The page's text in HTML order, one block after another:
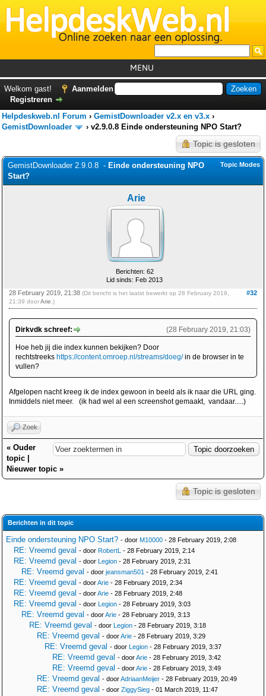
MENU
Foutcodes
GemistDownloader*
Forum
Welkom gast!
Aanmelden
Registreren
Helpdeskweb.nl Forum › GemistDownloader v2.x en v3.x ›
GemistDownloader
› v2.9.0.8 Einde ondersteuning NPO Start?
Topic is gesloten
Topic Modes
GemistDownloader 2.9.0.8 - Einde ondersteuning NPO
Start?
Arie
Berichten: 62
Lid sinds: Feb 2013
#32
28 February 2019, 21:38 (Dit bericht is het laatst bewerkt op 28 February 2019,
21:39 doorArie .)
(28 February 2019, 21:03)
Dirkvdk schreef:
Hoe heb jij die index kunnen bekijken? Door
rechtstreeks https://content.omroep.nl/streams/doeg/in de browser in te
vullen?
Afgelopen nacht kreeg ik de index gewoon in beeld als ik naar die URL ging.
Inmiddels niet meer. (ik had wel al een screenshot gemaakt, vandaar.....)
Zoek
« Ouder
topic
Nieuwer topic »
Topic is gesloten
Berichten in dit topic
Einde ondersteuning NPO Start? - door M10000 - 28 February 2019, 2:08
RE: Vreemd geval - door RobertL - 28 February 2019, 2:14
RE: Vreemd geval - door Legion - 28 February 2019, 2:31
RE: Vreemd geval - door jeansman501 - 28 February 2019, 2:41
RE: Vreemd geval - doorArie - 28 February 2019, 2:34
RE: Vreemd geval - doorArie - 28 February 2019, 2:48
RE: Vreemd geval - door Legion - 28 February 2019, 3:03
RE: Vreemd geval - doorArie - 28 February 2019, 3:13
RE: Vreemd geval - door Legion - 28 February 2019, 3:18
RE: Vreemd geval - doorArie - 28 February 2019, 3:29
RE: Vreemd geval - door Legion - 28 February 2019, 3:37
RE: Vreemd geval - doorArie - 28 February 2019, 3:42
RE: Vreemd geval - doorArie - 28 February 2019, 3:49
RE: Vreemd geval - doorAdriaanMeijer - 28 February 2019, 20:49
RE: Vreemd geval - door ZiggySieg - 01 March 2019, 11:47